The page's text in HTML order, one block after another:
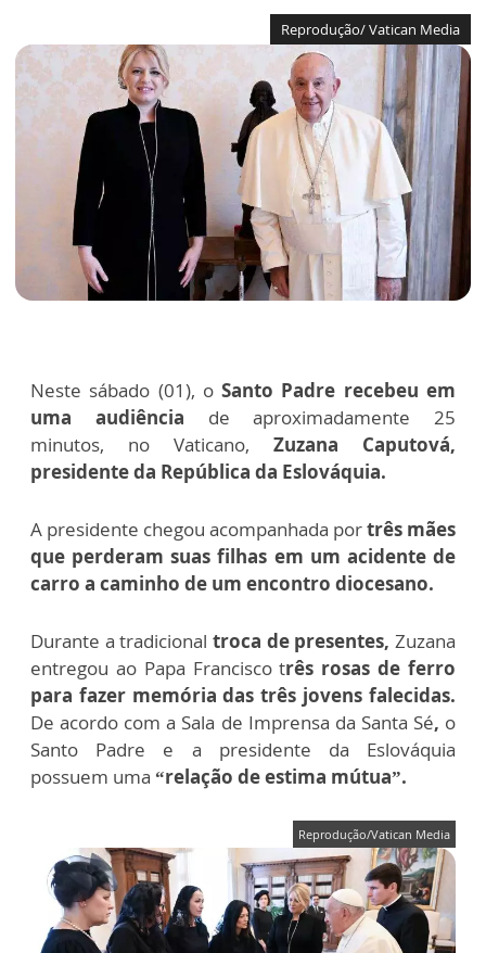
Reprodução/ Vatican Media
Neste sábado (01), oSanto Padre recebeu em
uma audiência de aproximadamente 25
minutos, no Vaticano, Zuzana Caputová,
presidente da República da Eslováquia.
A presidente chegou acompanhada portrês mães
que perderam suas filhas em um acidente de
carro a caminho de um encontro diocesano.
Durante a tradicional troca de presentes, Zuzana
entregou ao Papa Francisco três rosas de ferro
para fazer memória das três jovens falecidas.
De acordo com a Sala de Imprensa da Santa Sé, o
Santo Padre e a presidente da Eslováquia
possuem uma “relação de estima mútua”.
Reprodução/Vatican Media